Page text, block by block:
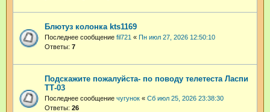
Блютуз колонка kts1169
Последнее сообщение fil721 « Пн июл 27, 2026 12:50:10
Ответы: 7
Подскажите пожалуйста- по поводу телетеста Ласпи
ТТ-03
Последнее сообщение чугунок « Сб июл 25, 2026 23:38:30
Ответы: 26